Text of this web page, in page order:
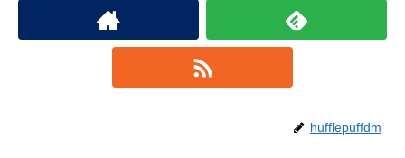
hufflepuffdm